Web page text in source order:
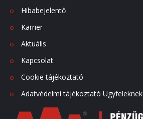
Hibabejelentő
Karrier
Aktuális
Kapcsolat
Cookie tájékoztató
Adatvédelmi tájékoztató Ügyfeleknek